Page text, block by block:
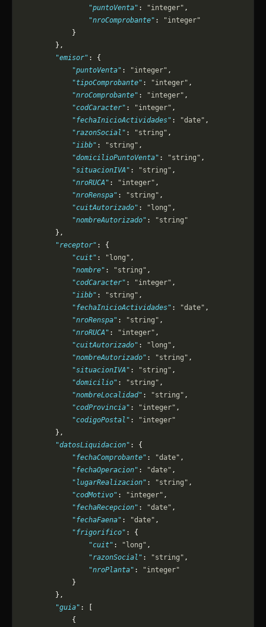
                "puntoVenta"
: "integer" ,
                "nroComprobante"
:
"integer"
            }
        },
        "emisor"
: {
            "puntoVenta"
: "integer" ,
            "tipoComprobante"
: "integer" ,
            "nroComprobante"
: "integer" ,
            "codCaracter"
: "integer" ,
            "fechaInicioActividades"
: "date" ,
            "razonSocial"
: "string" ,
            "iibb"
: "string" ,
            "domicilioPuntoVenta"
: "string" ,
            "situacionIVA"
: "string" ,
            "nroRUCA"
: "integer" ,
            "nroRenspa"
: "string" ,
            "cuitAutorizado"
: "long" ,
            "nombreAutorizado"
:
"string"
        },
        "receptor"
: {
            "cuit"
: "long" ,
            "nombre"
: "string" ,
            "codCaracter"
: "integer" ,
            "iibb"
: "string" ,
            "fechaInicioActividades"
: "date" ,
            "nroRenspa"
: "string" ,
            "nroRUCA"
: "integer" ,
            "cuitAutorizado"
: "long" ,
            "nombreAutorizado"
: "string" ,
            "situacionIVA"
: "string" ,
            "domicilio"
: "string" ,
            "nombreLocalidad"
: "string" ,
            "codProvincia"
: "integer" ,
            "codigoPostal"
:
"integer"
        },
        "datosLiquidacion"
: {
            "fechaComprobante"
: "date" ,
            "fechaOperacion"
: "date" ,
            "lugarRealizacion"
: "string" ,
            "codMotivo"
: "integer" ,
            "fechaRecepcion"
: "date" ,
            "fechaFaena"
: "date" ,
            "frigorifico"
: {
                "cuit"
: "long" ,
                "razonSocial"
: "string" ,
                "nroPlanta"
:
"integer"
            }
        },
        "guia"
: [
            {